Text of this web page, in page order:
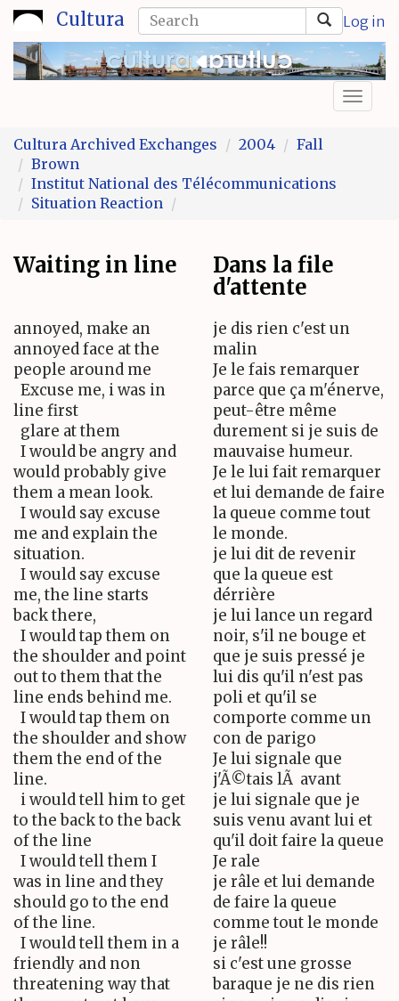
Skip
to
main
content
Cultura Log in
Search
form
Search
Cultura Archived Exchanges
2004
Fall
Brown
Institut National des Télécommunications
Situation Reaction
Waiting in line
Dans la file
d'attente
annoyed, make an
annoyed face at the
people around me
Excuse me, i was in
line first
glare at them
I would be angry and
would probably give
them a mean look.
I would say excuse
me and explain the
situation.
I would say excuse
me, the line starts
back there,
I would tap them on
the shoulder and point
out to them that the
line ends behind me.
I would tap them on
the shoulder and show
them the end of the
line.
i would tell him to get
to the back to the back
of the line
I would tell them I
was in line and they
should go to the end
of the line.
I would tell them in a
friendly and non
threatening way that
je dis rien c'est un
malin
Je le fais remarquer
parce que ça m'énerve,
peut-être même
durement si je suis de
mauvaise humeur.
Je le lui fait remarquer
et lui demande de faire
la queue comme tout
le monde.
je lui dit de revenir
que la queue est
dérrière
je lui lance un regard
noir, s'il ne bouge et
que je suis pressé je
lui dis qu'il n'est pas
poli et qu'il se
comporte comme un
con de parigo
Je lui signale que
j'Ã©tais lÃ avant
je lui signale que je
suis venu avant lui et
qu'il doit faire la queue
Je rale
je râle et lui demande
de faire la queue
comme tout le monde
je râle!!
si c'est une grosse
baraque je ne dis rien